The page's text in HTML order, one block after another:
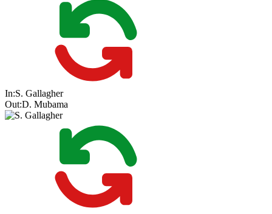
In:S. Gallagher
Out:D. Mubama